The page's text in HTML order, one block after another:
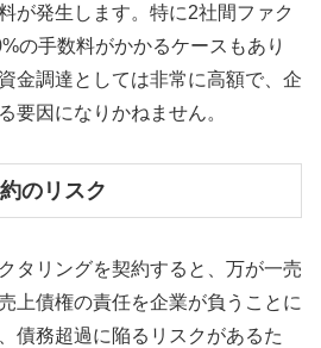
が発生します。特に2社間ファク
の手数料がかかるケースもあり
金調達としては非常に高額で、企
要因になりかねません。
のリスク
タリングを契約すると、万が一売
上債権の責任を企業が負うことに
債務超過に陥るリスクがあるた